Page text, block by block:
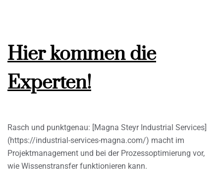
Hier kommen die
Experten!
Rasch und punktgenau: [Magna Steyr Industrial Services]
(https://industrial-services-magna.com/) macht im
Projektmanagement und bei der Prozessoptimierung vor,
wie Wissenstransfer funktionieren kann.